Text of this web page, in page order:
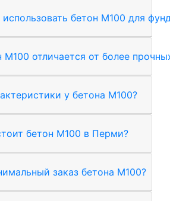
бетон М100 для
М100 отличается от более
у бетона М100?
бетон М100 в Перми?
заказ бетона М100?